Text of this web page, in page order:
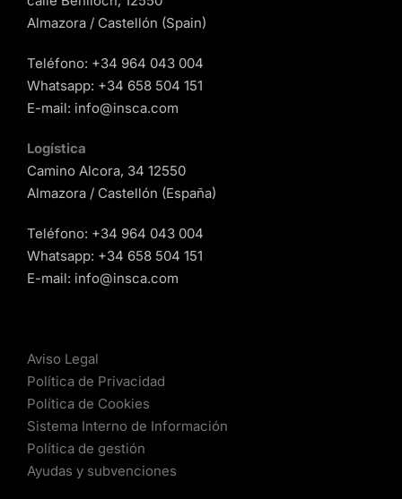
Almazora / Castellón (Spain)
Teléfono: +34 964 043 004
Whatsapp: +34 658 504 151
E-mail: info@insca.com
Logística
Camino Alcora, 34 12550
Almazora / Castellón (España)
Teléfono: +34 964 043 004
Whatsapp: +34 658 504 151
E-mail: info@insca.com
Aviso Legal
Política de Privacidad
Política de Cookies
Sistema Interno de Información
Política de gestión
Ayudas y subvenciones